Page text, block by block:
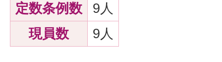
定数条例数
9人
現員数
9人